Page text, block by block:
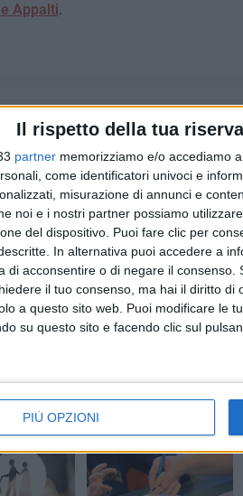
Il rispetto della tua
partner memorizziamo e/o accediamo
come identificatori univoci e
misurazione di annunci e
noi e i nostri partner possiamo
del dispositivo. Puoi fare clic per
In alternativa puoi accedere a
di acconsentire o di negare il consenso.
il tuo consenso, ma hai il diritto
a questo sito web. Puoi modificare le
su questo sito e facendo clic sul
PIÙ OPZIONI
Appalti.